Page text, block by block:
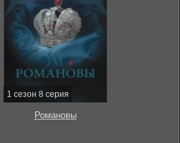
1 сезон 8 серия
Романовы